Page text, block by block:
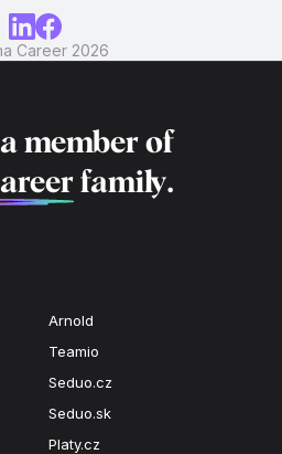
Career2026
member of
family.
Arnold
Teamio
Seduo.cz
Seduo.sk
Platy.cz